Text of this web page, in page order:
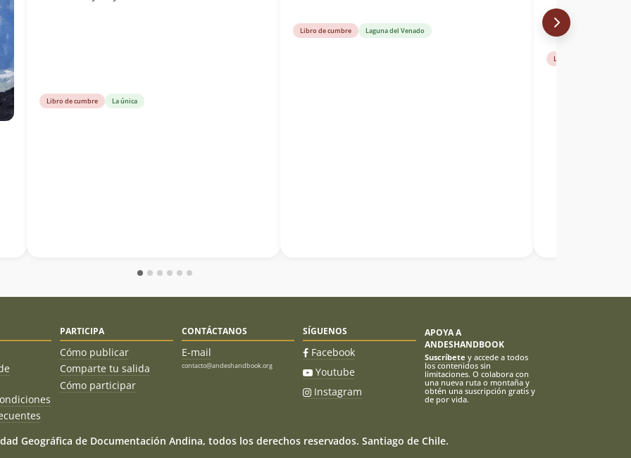
Libro de cumbre La única
Libro de cumbre Laguna del Venado
Libro de cumbre
PARTICIPA
Cómo publicar
Comparte tu salida
Cómo participar
CONTÁCTANOS
E-mail
contacto@andeshandbook.org
SÍGUENOS
Facebook
Youtube
Instagram
APOYA A
ANDESHANDBOOK
Suscríbete y accede a todos
los contenidos sin
limitaciones. O colabora con
una nueva ruta o montaña y
obtén una suscripción gratis y
de por vida.
Geográfica de Documentación Andina, todos los derechos reservados. Santiago de Chile.